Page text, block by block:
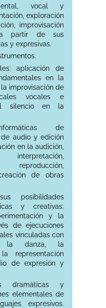
vocal y
exploración
improvisación
partir de sus
y expresivas.
aplicación de
en la
improvisación de
vocales e
silencio en la
de
audio y edición
en la audición,
de obras
posibilidades
y creativas:
y la
de ejecuciones
vinculadas con
la danza, la
representación
de expresión y
dramáticas y
elementales de
expresivos.